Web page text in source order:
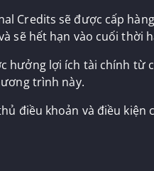
Credits sẽ được cấp
sẽ hết hạn vào cuối thời
hưởng lợi ích tài chính từ
trình này.
điều khoản và điều kiện